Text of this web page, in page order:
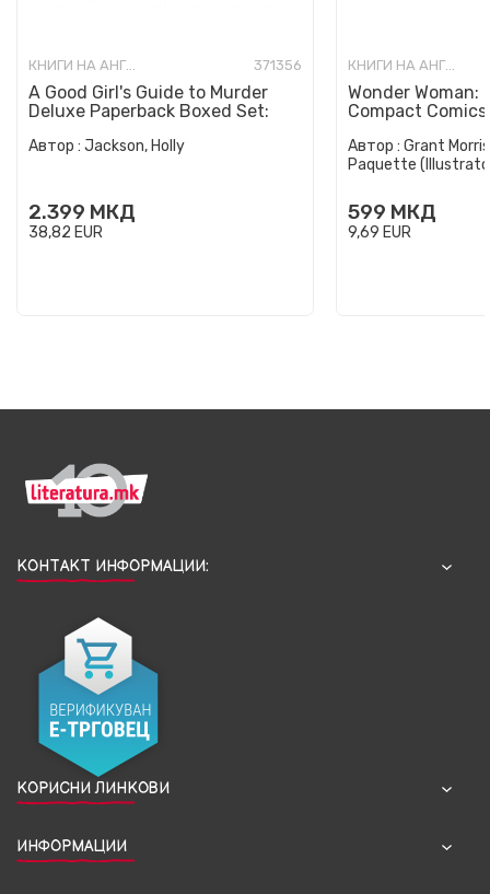
КНИГИ НА АНГЛИСКИ ЈАЗИК 371356
A Good Girl's Guide to Murder
Deluxe Paperback Boxed Set:
Автор : Jackson, Holly
2.399 МКД
38,82 EUR
КНИГИ НА АНГЛИСКИ ЈАЗИК
Wonder Woman:
Compact
Автор : Grant
Paquette
599 МКД
9,69 EUR
КОНТАКТ ИНФОРМАЦИИ:
КОРИСНИ ЛИНКОВИ
ИНФОРМАЦИИ